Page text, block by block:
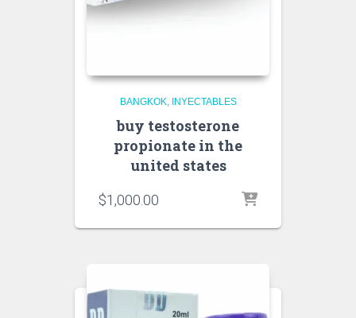
BANGKOK INYECTABLES
buy testosterone
propionate in the
united states
$1,000.00